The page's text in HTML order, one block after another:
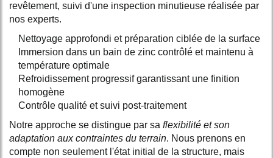
revêtement, suivi d'une inspection minutieuse réalisée par
nos experts.
Nettoyage approfondi et préparation ciblée de la surface
Immersion dans un bain de zinc contrôlé et maintenu à
température optimale
Refroidissement progressif garantissant une finition
homogène
Contrôle qualité et suivi post-traitement
Notre approche se distingue par sa flexibilité et son
adaptation aux contraintes du terrain. Nous prenons en
compte non seulement l'état initial de la structure, mais